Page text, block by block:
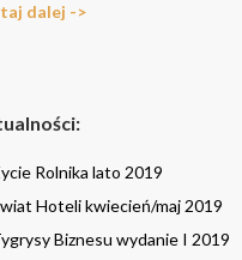
dalej ->
Rolnika lato 2019
Hoteli kwiecień/maj 2019
Biznesu wydanie I 2019